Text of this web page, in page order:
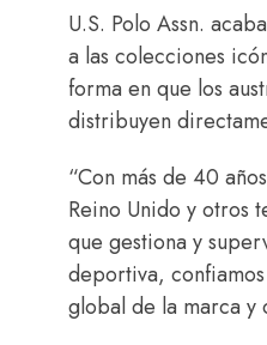
U.S. Polo Assn.
a las colecciones
forma en que los
distribuyen
“Con más de 40
Reino Unido y otros
que gestiona y
deportiva,
global de la marca y